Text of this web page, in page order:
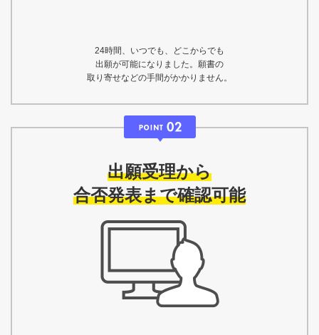
24時間、いつでも、どこからでも
出願が可能になりました。願書の
取り寄せなどの手間がかかりません。
出願受理から
合否発表まで確認可能